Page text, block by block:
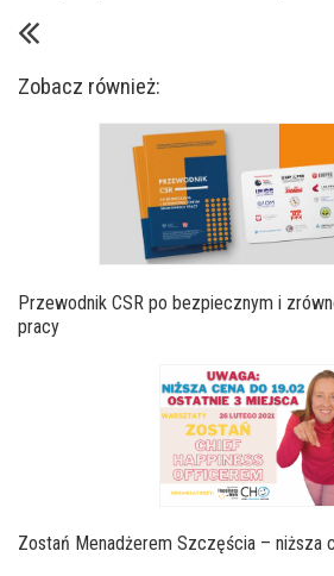
Zobacz również:
Przewodnik CSR po bezpiecznym i
pracy
Zostań Menadżerem Szczęścia – niższa